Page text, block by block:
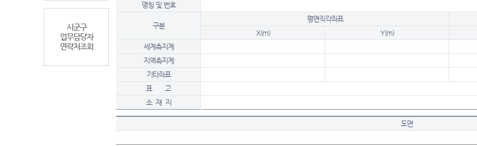
시군구
업무담당자
연락처조회
명칭 및 번호
구분
평면직각좌표
X(m)
Y(m)
세계측지계
지역측지계
기타좌표
표 고
소 재 지
도면